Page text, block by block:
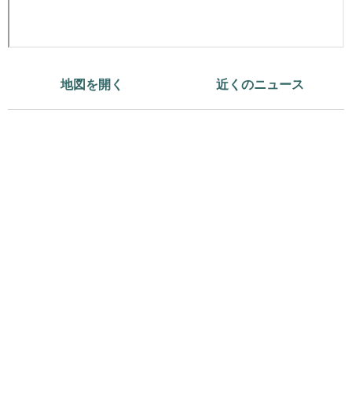
地図を開く 近くのニュース